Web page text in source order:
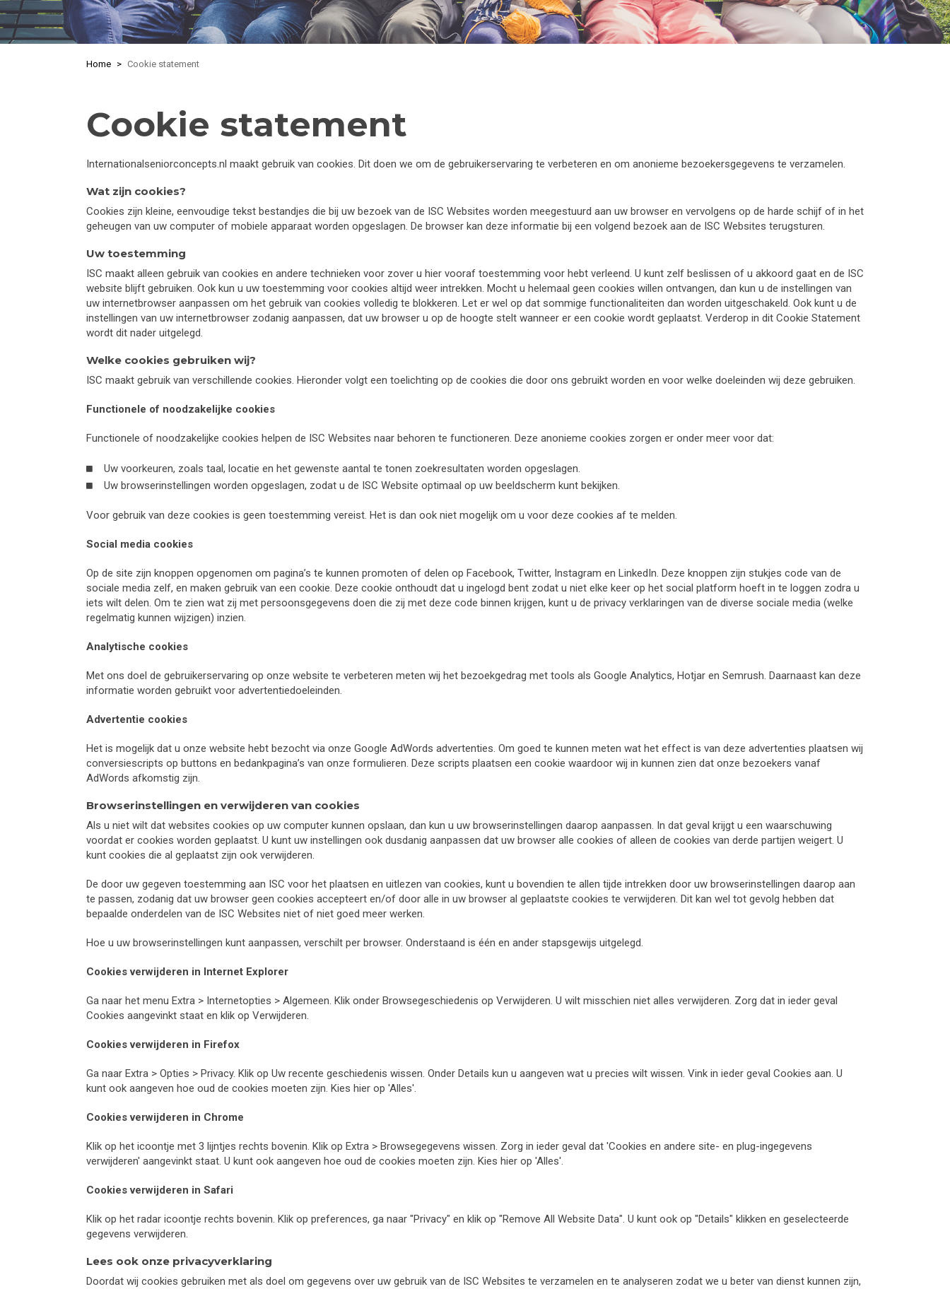
Home Cookie statement
Cookie statement
Internationalseniorconcepts.nl maakt gebruik van cookies. Dit doen we om de gebruikerservaring te verbeteren en om anonieme bezoekersgegevens te verzamelen.
Wat zijn cookies?
Cookies zijn kleine, eenvoudige tekst bestandjes die bij uw bezoek van de ISC Websites worden meegestuurd aan uw browser en vervolgens op de harde schijf of in het
geheugen van uw computer of mobiele apparaat worden opgeslagen. De browser kan deze informatie bij een volgend bezoek aan de ISC Websites terugsturen.
Uw toestemming
ISC maakt alleen gebruik van cookies en andere technieken voor zover u hier vooraf toestemming voor hebt verleend. U kunt zelf beslissen of u akkoord gaat en de ISC
website blijft gebruiken. Ook kun u uw toestemming voor cookies altijd weer intrekken. Mocht u helemaal geen cookies willen ontvangen, dan kun u de instellingen van
uw internetbrowser aanpassen om het gebruik van cookies volledig te blokkeren. Let er wel op dat sommige functionaliteiten dan worden uitgeschakeld. Ook kunt u de
instellingen van uw internetbrowser zodanig aanpassen, dat uw browser u op de hoogte stelt wanneer er een cookie wordt geplaatst. Verderop in dit Cookie Statement
wordt dit nader uitgelegd.
Welke cookies gebruiken wij?
ISC maakt gebruik van verschillende cookies. Hieronder volgt een toelichting op de cookies die door ons gebruikt worden en voor welke doeleinden wij deze gebruiken.
Functionele of noodzakelijke cookies
Functionele of noodzakelijke cookies helpen de ISC Websites naar behoren te functioneren. Deze anonieme cookies zorgen er onder meer voor dat:
Uw voorkeuren, zoals taal, locatie en het gewenste aantal te tonen zoekresultaten worden opgeslagen.
Uw browserinstellingen worden opgeslagen, zodat u de ISC Website optimaal op uw beeldscherm kunt bekijken.
Voor gebruik van deze cookies is geen toestemming vereist. Het is dan ook niet mogelijk om u voor deze cookies af te melden.
Social media cookies
Op de site zijn knoppen opgenomen om pagina’s te kunnen promoten of delen op Facebook, Twitter, Instagram en LinkedIn. Deze knoppen zijn stukjes code van de
sociale media zelf, en maken gebruik van een cookie. Deze cookie onthoudt dat u ingelogd bent zodat u niet elke keer op het social platform hoeft in te loggen zodra u
iets wilt delen. Om te zien wat zij met persoonsgegevens doen die zij met deze code binnen krijgen, kunt u de privacy verklaringen van de diverse sociale media (welke
regelmatig kunnen wijzigen) inzien.
Analytische cookies
Met ons doel de gebruikerservaring op onze website te verbeteren meten wij het bezoekgedrag met tools als Google Analytics, Hotjar en Semrush. Daarnaast kan deze
informatie worden gebruikt voor advertentiedoeleinden.
Advertentie cookies
Het is mogelijk dat u onze website hebt bezocht via onze Google AdWords advertenties. Om goed te kunnen meten wat het effect is van deze advertenties plaatsen wij
conversiescripts op buttons en bedankpagina’s van onze formulieren. Deze scripts plaatsen een cookie waardoor wij in kunnen zien dat onze bezoekers vanaf
AdWords afkomstig zijn.
Browserinstellingen en verwijderen van cookies
Als u niet wilt dat websites cookies op uw computer kunnen opslaan, dan kun u uw browserinstellingen daarop aanpassen. In dat geval krijgt u een waarschuwing
voordat er cookies worden geplaatst. U kunt uw instellingen ook dusdanig aanpassen dat uw browser alle cookies of alleen de cookies van derde partijen weigert. U
kunt cookies die al geplaatst zijn ook verwijderen.
De door uw gegeven toestemming aan ISC voor het plaatsen en uitlezen van cookies, kunt u bovendien te allen tijde intrekken door uw browserinstellingen daarop aan
te passen, zodanig dat uw browser geen cookies accepteert en/of door alle in uw browser al geplaatste cookies te verwijderen. Dit kan wel tot gevolg hebben dat
bepaalde onderdelen van de ISC Websites niet of niet goed meer werken.
Hoe u uw browserinstellingen kunt aanpassen, verschilt per browser. Onderstaand is één en ander stapsgewijs uitgelegd.
Cookies verwijderen in Internet Explorer
Ga naar het menu Extra > Internetopties > Algemeen. Klik onder Browsegeschiedenis op Verwijderen. U wilt misschien niet alles verwijderen. Zorg dat in ieder geval
Cookies aangevinkt staat en klik op Verwijderen.
Cookies verwijderen in Firefox
Ga naar Extra > Opties > Privacy. Klik op Uw recente geschiedenis wissen. Onder Details kun u aangeven wat u precies wilt wissen. Vink in ieder geval Cookies aan. U
kunt ook aangeven hoe oud de cookies moeten zijn. Kies hier op 'Alles'.
Cookies verwijderen in Chrome
Klik op het icoontje met 3 lijntjes rechts bovenin. Klik op Extra > Browsegegevens wissen. Zorg in ieder geval dat 'Cookies en andere site- en plug-ingegevens
verwijderen' aangevinkt staat. U kunt ook aangeven hoe oud de cookies moeten zijn. Kies hier op 'Alles'.
Cookies verwijderen in Safari
Klik op het radar icoontje rechts bovenin. Klik op preferences, ga naar "Privacy" en klik op "Remove All Website Data". U kunt ook op "Details" klikken en geselecteerde
gegevens verwijderen.
Lees ook onze privacyverklaring
Doordat wij cookies gebruiken met als doel om gegevens over uw gebruik van de ISC Websites te verzamelen en te analyseren zodat we u beter van dienst kunnen zijn,